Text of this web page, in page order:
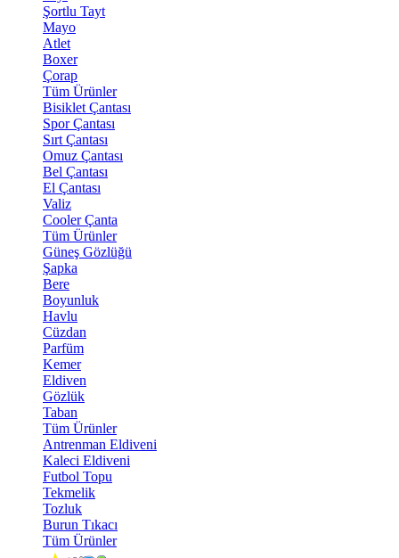
Şortlu Tayt
Mayo
Atlet
Boxer
Çorap
Tüm Ürünler
Bisiklet Çantası
Spor Çantası
Sırt Çantası
Omuz Çantası
Bel Çantası
El Çantası
Valiz
Cooler Çanta
Tüm Ürünler
Güneş Gözlüğü
Şapka
Bere
Boyunluk
Havlu
Cüzdan
Parfüm
Kemer
Eldiven
Gözlük
Taban
Tüm Ürünler
Antrenman Eldiveni
Kaleci Eldiveni
Futbol Topu
Tekmelik
Tozluk
Burun Tıkacı
Tüm Ürünler